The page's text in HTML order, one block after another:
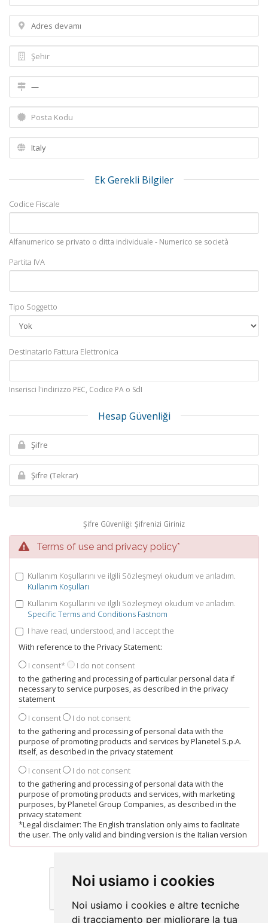
Noi usiamo i cookies
Noi usiamo i cookies e altre tecniche
di tracciamento per migliorare la tua
Ek Gerekli Bilgiler
Codice Fiscale
Alfanumerico se privato o ditta individuale - Numerico se società
Partita IVA
Tipo Soggetto
Destinatario Fattura Elettronica
Inserisci l'indirizzo PEC, Codice PA o SdI
Hesap Güvenliği
Şifre Güvenliği: Şifrenizi Giriniz
Terms of use and privacy policy*
Kullanım Koşullarını ve ilgili Sözleşmeyi okudum ve anladım.
Kullanım Koşulları
Kullanım Koşullarını ve ilgili Sözleşmeyi okudum ve anladım.
Specific Terms and Conditions Fastnom
I have read, understood, and I accept the
With reference to the Privacy Statement:
I consent* I do not consent
to the gathering and processing of particular personal data if
necessary to service purposes, as described in the privacy
statement
I consent I do not consent
to the gathering and processing of personal data with the
purpose of promoting products and services by Planetel S.p.A.
itself, as described in the privacy statement
I consent I do not consent
to the gathering and processing of personal data with the
purpose of promoting products and services, with marketing
purposes, by Planetel Group Companies, as described in the
privacy statement
*Legal disclaimer: The English translation only aims to facilitate
the user. The only valid and binding version is the Italian version